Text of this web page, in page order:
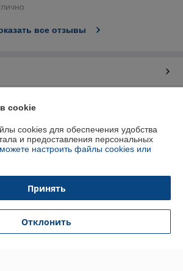
все отзывы
cookie
cookies для обеспечения удобства
и предоставления персональных
настроить файлы cookies или
Принять
Отклонить